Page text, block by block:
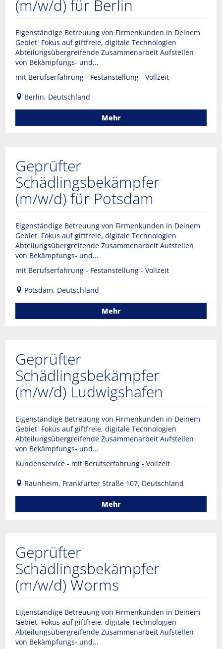
(m/w/d) für Berlin
Eigenständige Betreuung von Firmenkunden in Deinem
Gebiet Fokus auf giftfreie, digitale Technologien
Abteilungsübergreifende Zusammenarbeit Aufstellen
von Bekämpfungs- und...
mit Berufserfahrung - Festanstellung - Vollzeit
Berlin, Deutschland
Mehr
Geprüfter
Schädlingsbekämpfer
(m/w/d) für Potsdam
Eigenständige Betreuung von Firmenkunden in Deinem
Gebiet Fokus auf giftfreie, digitale Technologien
Abteilungsübergreifende Zusammenarbeit Aufstellen
von Bekämpfungs- und...
mit Berufserfahrung - Festanstellung - Vollzeit
Potsdam, Deutschland
Mehr
Geprüfter
Schädlingsbekämpfer
(m/w/d) Ludwigshafen
Eigenständige Betreuung von Firmenkunden in Deinem
Gebiet Fokus auf giftfreie, digitale Technologien
Abteilungsübergreifende Zusammenarbeit Aufstellen
von Bekämpfungs- und...
Kundenservice - mit Berufserfahrung - Vollzeit
Raunheim, Frankfurter Straße 107, Deutschland
Mehr
Geprüfter
Schädlingsbekämpfer
(m/w/d) Worms
Eigenständige Betreuung von Firmenkunden in Deinem
Gebiet Fokus auf giftfreie, digitale Technologien
Abteilungsübergreifende Zusammenarbeit Aufstellen
von Bekämpfungs- und...